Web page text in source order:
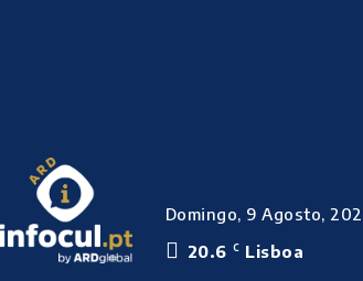
Domingo, 9 Agosto,
20.6 C Lisboa